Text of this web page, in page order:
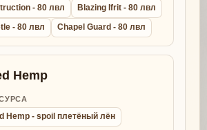
- 80 лвл
Blazing Ifrit - 80 лвл
- 80 лвл
Chapel Guard - 80 лвл
Hemp
Hemp - spoil плетёный лён